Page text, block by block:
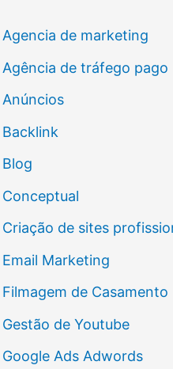
Agencia de marketing
Agência de tráfego pago
Anúncios
Backlink
Blog
Conceptual
Criação de sites
Email Marketing
Filmagem de Casamento
Gestão de Youtube
Google Ads Adwords